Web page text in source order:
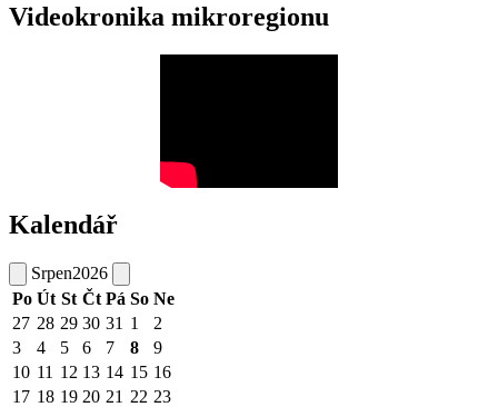
Videokronika mikroregionu
Kalendář
Srpen2026
Po Út St Čt Pá So Ne
27 28 29 30 31 1
2
3
4 5 6 7 8
9
10 11 12 13 14 15 16
17 18 19 20 21 22 23